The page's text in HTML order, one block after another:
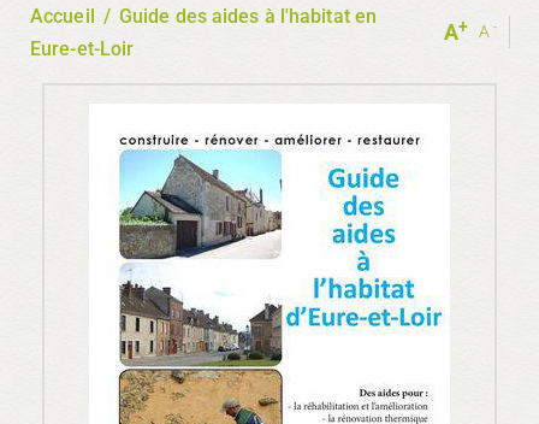
-
A
+
A
Accueil / Guide des aides à l'habitat en
Eure-et-Loir